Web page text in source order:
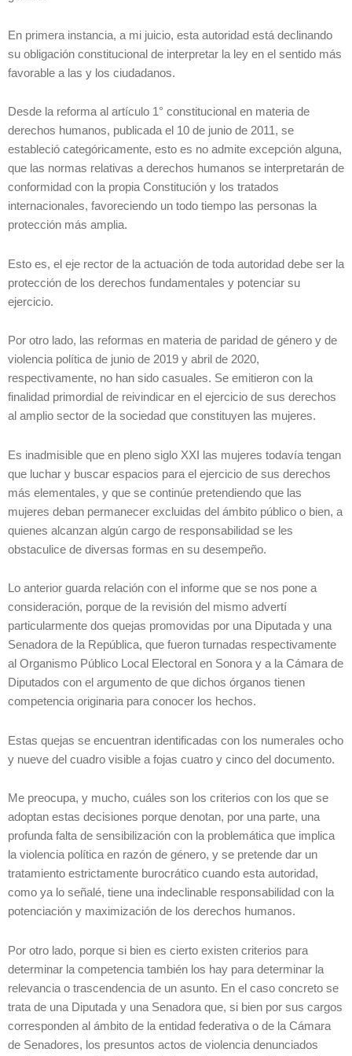
En primera instancia, a mi juicio, esta autoridad está declinando
su obligación constitucional de interpretar la ley en el sentido más
favorable a las y los ciudadanos.
Desde la reforma al artículo 1° constitucional en materia de
derechos humanos, publicada el 10 de junio de 2011, se
estableció categóricamente, esto es no admite excepción alguna,
que las normas relativas a derechos humanos se interpretarán de
conformidad con la propia Constitución y los tratados
internacionales, favoreciendo un todo tiempo las personas la
protección más amplia.
Esto es, el eje rector de la actuación de toda autoridad debe ser la
protección de los derechos fundamentales y potenciar su
ejercicio.
Por otro lado, las reformas en materia de paridad de género y de
violencia política de junio de 2019 y abril de 2020,
respectivamente, no han sido casuales. Se emitieron con la
finalidad primordial de reivindicar en el ejercicio de sus derechos
al amplio sector de la sociedad que constituyen las mujeres.
Es inadmisible que en pleno siglo XXI las mujeres todavía tengan
que luchar y buscar espacios para el ejercicio de sus derechos
más elementales, y que se continúe pretendiendo que las
mujeres deban permanecer excluidas del ámbito público o bien, a
quienes alcanzan algún cargo de responsabilidad se les
obstaculice de diversas formas en su desempeño.
Lo anterior guarda relación con el informe que se nos pone a
consideración, porque de la revisión del mismo advertí
particularmente dos quejas promovidas por una Diputada y una
Senadora de la República, que fueron turnadas respectivamente
al Organismo Público Local Electoral en Sonora y a la Cámara de
Diputados con el argumento de que dichos órganos tienen
competencia originaria para conocer los hechos.
Estas quejas se encuentran identificadas con los numerales ocho
y nueve del cuadro visible a fojas cuatro y cinco del documento.
Me preocupa, y mucho, cuáles son los criterios con los que se
adoptan estas decisiones porque denotan, por una parte, una
profunda falta de sensibilización con la problemática que implica
la violencia política en razón de género, y se pretende dar un
tratamiento estrictamente burocrático cuando esta autoridad,
como ya lo señalé, tiene una indeclinable responsabilidad con la
potenciación y maximización de los derechos humanos.
Por otro lado, porque si bien es cierto existen criterios para
determinar la competencia también los hay para determinar la
relevancia o trascendencia de un asunto. En el caso concreto se
trata de una Diputada y una Senadora que, si bien por sus cargos
corresponden al ámbito de la entidad federativa o de la Cámara
de Senadores, los presuntos actos de violencia denunciados